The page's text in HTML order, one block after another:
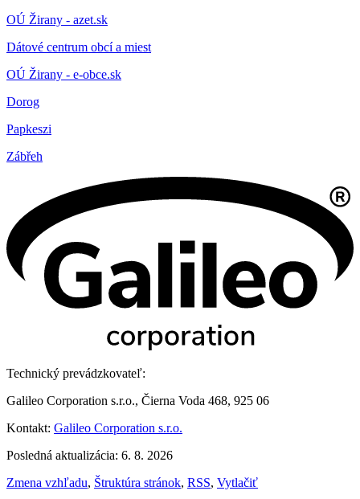
OÚ Žirany - azet.sk
Dátové centrum obcí a miest
OÚ Žirany - e-obce.sk
Dorog
Papkeszi
Zábřeh
Technický prevádzkovateľ:
Galileo Corporation s.r.o., Čierna Voda 468, 925 06
Kontakt: Galileo Corporation s.r.o.
Posledná aktualizácia: 6. 8. 2026
Zmena vzhľadu, Štruktúra stránok, RSS, Vytlačiť